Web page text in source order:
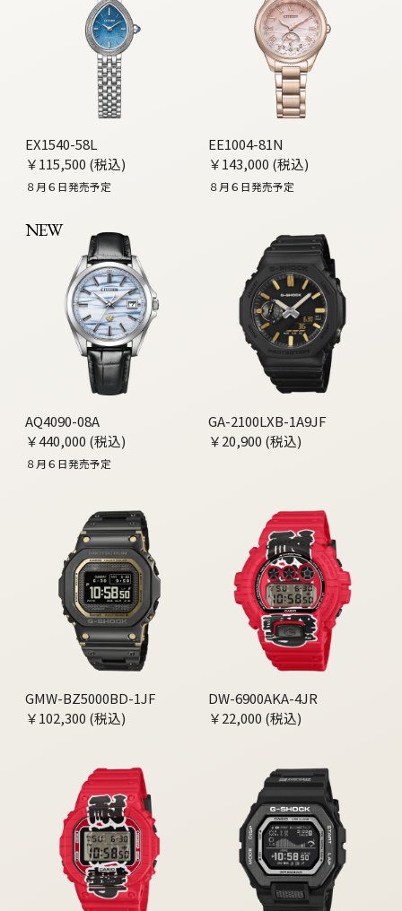
EX1540-58L
￥115,500 (税込)
８月６日発売予定
EE1004-81N
￥143,000 (税込)
８月６日発売予定
NEW
AQ4090-08A
￥440,000 (税込)
８月６日発売予定
GA-2100LXB-1A9JF
￥20,900 (税込)
GMW-BZ5000BD-1JF
￥102,300 (税込)
DW-6900AKA-4JR
￥22,000 (税込)